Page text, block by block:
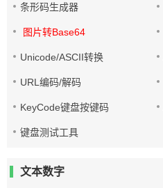
条形码生成器
图片转Base64
Unicode/ASCII转换
URL编码/解码
KeyCode键盘按键码
键盘测试工具
文本数字